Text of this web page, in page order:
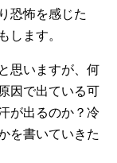
恐怖を感じた
します。
思いますが、何
因で出ている可
が出るのか？冷
を書いていきた